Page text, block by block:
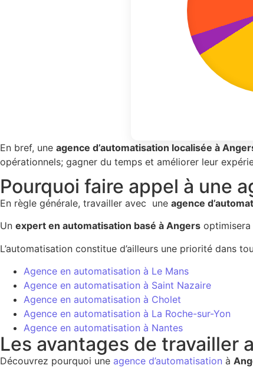
En bref, une agence d’automatisation localisée à
opérationnels; gagner du temps et améliorer leur
Pourquoi faire appel à une
En règle générale, travailler avec une agence
Un expert en automatisation basé à Angers optimisera
L’automatisation constitue d’ailleurs une priorité dans
Agence en automatisation à Le Mans
Agence en automatisation à Saint Nazaire
Agence en automatisation à Cholet
Agence en automatisation à La Roche-sur-Yon
Agence en automatisation à Nantes
Les avantages de travailler
Découvrez pourquoi une agence d’automatisation à